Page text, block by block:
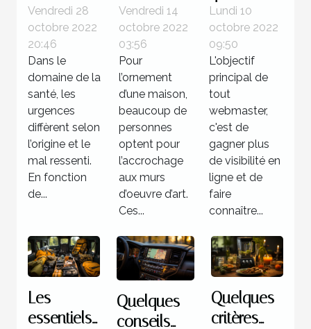
pour une
urgence
médicale ?
Vendredi 28
octobre 2022
20:46
Dans le
domaine de la
santé, les
urgences
diffèrent selon
l’origine et le
mal ressenti.
En fonction
de...
tableau
d’art ?
Vendredi 14
octobre 2022
03:56
Pour
l’ornement
d’une maison,
beaucoup de
personnes
optent pour
l’accrochage
aux murs
d’oeuvre d’art.
Ces...
raisons
utiliser la
méthode
de
netlinking
?
Lundi 10
octobre 2022
09:50
L'objectif
principal de
tout
webmaster,
c'est de
gagner plus
de visibilité en
ligne et de
faire
connaître...
Les
essentiels
Quelques
conseils
Quelques
critères